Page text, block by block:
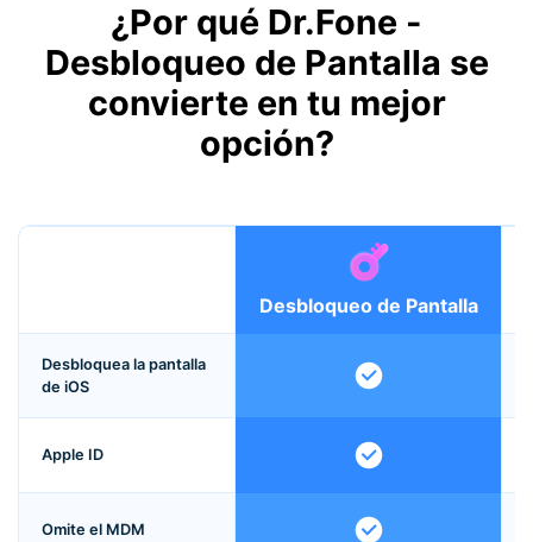
¿Por qué Dr.Fone -
Desbloqueo de Pantalla se
convierte en tu mejor
opción?
Desbloqueo de Pantalla
Desbloquea la pantalla
de iOS
Apple ID
Omite el MDM